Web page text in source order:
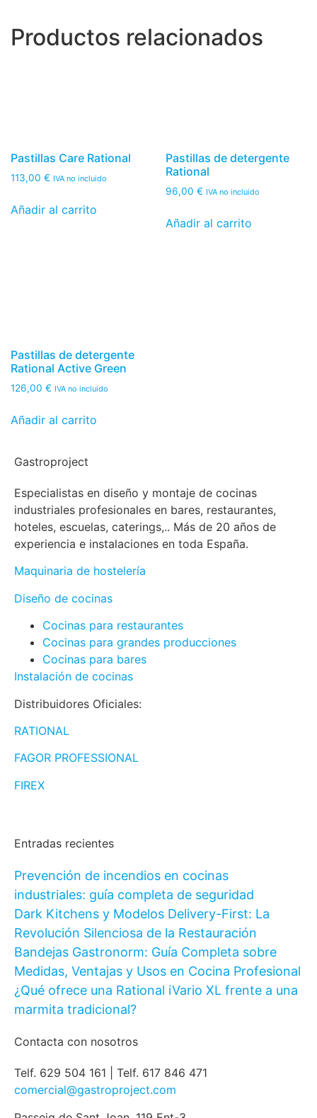
Productos relacionados
Pastillas Care Rational
113,00 € IVA no incluido
Añadir al carrito
Pastillas de detergente
Rational
96,00 € IVA no incluido
Añadir al carrito
Pastillas de detergente
Rational Active Green
126,00 € IVA no incluido
Añadir al carrito
Gastroproject
Especialistas en diseño y montaje de cocinas
industriales profesionales en bares, restaurantes,
hoteles, escuelas, caterings,.. Más de 20 años de
experiencia e instalaciones en toda España.
Maquinaria de hostelería
Diseño de cocinas
Cocinas para restaurantes
Cocinas para grandes producciones
Cocinas para bares
Instalación de cocinas
Distribuidores Oficiales:
RATIONAL
FAGOR PROFESSIONAL
FIREX
Entradas recientes
Prevención de incendios en cocinas
industriales: guía completa de seguridad
Dark Kitchens y Modelos Delivery-First: La
Revolución Silenciosa de la Restauración
Bandejas Gastronorm: Guía Completa sobre
Medidas, Ventajas y Usos en Cocina Profesional
¿Qué ofrece una Rational iVario XL frente a una
marmita tradicional?
Contacta con nosotros
Telf. 629 504 161 | Telf. 617 846 471
comercial@gastroproject.com